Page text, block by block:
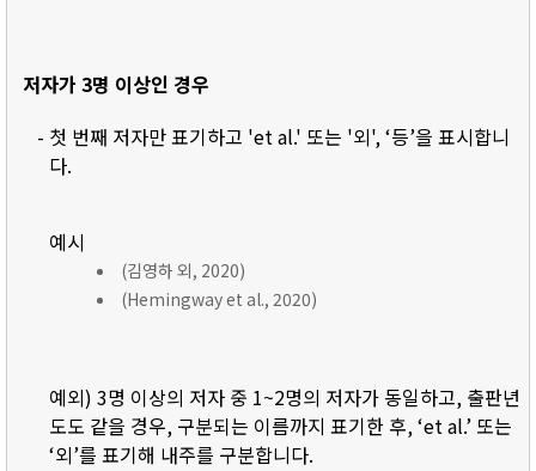
저자가 3명 이상인 경우
- 첫 번째 저자만 표기하고 'et al.' 또는 '외', ‘등’을 표시합니
다.
예시
(김영하 외, 2020)
(Hemingway et al., 2020)
예외) 3명 이상의 저자 중 1~2명의 저자가 동일하고, 출판년
도도 같을 경우, 구분되는 이름까지 표기한 후, ‘et al.’ 또는
‘외’를 표기해 내주를 구분합니다.